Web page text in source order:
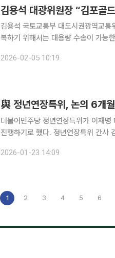
김용석 국토교통부 대도시권광역교
복하기 위해서는 대용량 수송이 가능
하며 이같이 말했다. 이번 점검은 혼
2026-02-05 10:19
與 정년연장특위, 논의 6개
더불어민주당 정년연장특위가 이재
진행하기로 했다. 정년연장특위 간사 김주영 의원은 23일 국회에서 열린 제2차 본위원회의를 마치
특위가 지난해 말을 마지막으로 잠시
2026-01-23 14:09
1 2 3 4 5 6